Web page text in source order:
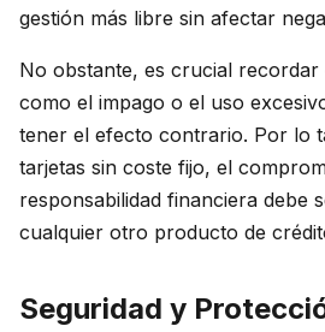
gestión más libre sin afectar
No obstante, es crucial recordar
como el impago o el uso
tener el efecto contrario. Por lo
tarjetas sin coste fijo, el
responsabilidad financiera debe
cualquier otro producto de
Seguridad y